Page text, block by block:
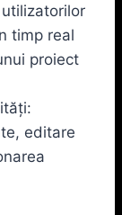
timp real
proiect
editare